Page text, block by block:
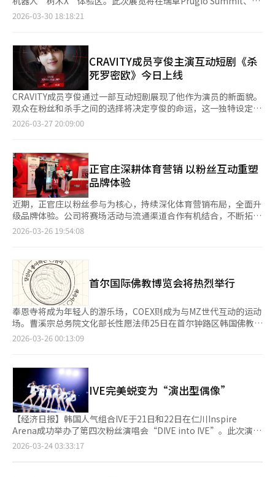
容领域的无限潜力。◆ 《史诗七骑士》推出用户创作英雄，开
启“新纪元”微笑门的移动回合制RPG《史诗七骑士》推出了以用
英雄‘调香师维布里斯’。该英雄是去年在全球艺术家平台Pixiv
举办的《史诗七骑士》英雄征集赛的最佳作品，用户创作成为游戏
核心内容，意义深远。‘调香师维布里斯’通过现有世界观中人物
的隐藏面貌设定，激发了粉丝的收集欲望，并通过保护队友和反射
敌人伤害的独特技能组合增加了策略乐趣。这表明游戏正从开发商
单方面提供内容，向与用户共同创造游戏叙事的“参与型IP”演
变。此次更新不仅推出了新英雄，还重点改进了适合新手和现有用
户的系统。包括确保获得月光五星英雄的新奖励系统“光辉的里程
报道经人工智能（AI）系统翻译与编辑。
和The Deep参与作词，与阿伊利特产生了良好的协同效应。 ※ 本
报道经人工智能（AI）系统翻译与编辑。
草Raemian Leaders One、盘浦Acro River Park、DH盘浦La
夫练习场、咖啡厅等社区空间体验‘树木X’的多种功能。‘树木
X’是世界首个健康机器人，基于自主驾驶和100%语音控制，具
备自我学习和进化能力。它将空气解决方案和非接触式生命体征检
测等功能集成于一体。最近，该机器人与谷歌Gemini模型结合，
实现了自然对话互动。通过无线软件更新（OTA），不断增加新功
能，提供个性化服务，未来将发展为涵盖健康、美容、老年和宠物
护理的超个性化健康平台。SK英特力斯相关人士表示：“此次体
验区旨在让大规模社区居民在日常生活中直接体验世界首个健康机
意见，推出更多个性化健康服务。”※ 本报道经人工智能（AI）系
统翻译与编辑。
2026-03-30 18:18:21
CRAVITY成员亨俊主演互动短剧《杀
死罗密欧》今日上线
CRAVITY成员亨俊通过一部互动短剧展现了他作为演员的新面貌。
观众在粉丝和杀手之间的选择将决定亨俊的命运，这一独特设定吸
引了Z世代的兴趣。27日，全球K-POP短视频平台KITS宣布，亨俊
目标是最爱的偶像亨俊。观众的选择将影响故事的结局，提供了四
种不同的结局，包括两个幸福结局、一个苦乐参半结局和一个悲剧
结局。该剧采用FMV（全动态影像）形式，观众可以通过选择推动
剧情发展。根据选择，观众可以收集亨俊的数字照片卡，带来独特
的观看体验。这是亨俊首次担任电视剧主角，他在拍摄中展现了广
泛的情感表现，获得了好评。他还亲自编排了剧中的舞蹈，展现了
对作品的热情。KITS近期推出了NCT成员Jeno和Jaemin主演的
《WIND UP》和VERIVERY成员Kangmin主演的《JUMP BOY
CRAVITY亨俊主演的《杀死罗密欧》全剧将于今日下午1点在KITS
独家上线，1至6集可免费观看，后续剧集需通过会员或付费观看。
※ 本报道经人工智能（AI）系统翻译与编辑。
2026-03-27 20:09:00
正官庄深耕体育营销 以粉丝互动重塑
品牌体验
近期，正官庄以粉丝参与为核心，持续深化体育营销布局，全面升
级品牌体验。公司将赛场活动与流通渠道合作有机结合，不断拓宽
消费者与品牌的接触面。 依托旗下职业体育俱乐部开展现场营
品牌日”活动，通过多样化互动内容，让观众在观赛过程中自然接
触品牌。场馆外设置“GLPro血糖零挑战”体验区，参与者完成踏
步机任务即可获赠礼品；赛事期间亦安排了产品体验环节。 上
月，在大田忠武体育馆举行的排球队“Red Sparks”主场赛事
中，正官庄邀请VIP客户携家人参与球场参观、排球体验、球员签
名会及专业拍摄等活动，将赛场打造为沉浸式品牌体验空间。本月
7日赛后，正官庄还面向251名会员举办球员签名会，进一步加深
与消费者的直接互动。 体育营销同步延伸至线下零售场景。正官
满5万韩元（约合人民币230元）的顾客可参与刮刮卡活动，有机
会赢取球员签名球衣、签名球等限定礼品。 与此同时，正官庄积
极向大众体育领域拓展。凭借对韩国羽毛球协会的官方赞助资源，
公司将举办“正官庄杯羽毛球大赛”，进一步扩大品牌覆盖面，强
化健康生活方式的品牌形象。 据介绍，该项目突破传统赞助模
式，以地方体育爱好者为基础，着力营造人人可参与的日常体育氛
围，推动以社区为中心的群众体育文化发展。赛事将覆盖全国13个
市道，全年计划举办22场，其中上半年10场、下半年12场。首场
赛事已于本月21日至22日与广津区协会联合举办，正式拉开全年
2026-03-26 19:54:08
首尔国际佛教博览会将热烈举行
奉恩寺将成为年轻人的游乐场，COEX则成为与MZ世代互动的运动
场。曹溪宗总务院文化部长性愿法师25日在首尔钟路区韩国佛教历
史文化纪念馆举行的记者会上表示，4月即将举行的“2026首尔国
示：“我们将进一步提升佛教文化的普及性和大众性，以促进国民
内心的平和，并努力使社会更加和谐健康。”去年博览会吸引了约
20万人，其中77.6%为MZ世代。今年首次引入收费门票，预计参
观人数将增加至25万。今年博览会有286家企业参与，设有435个
展位。重点展示通过球类运动体验佛教核心思想“空”的互动内
容。博览会期间，观众和僧侣可以围绕“空”思想进行交流，完成
任务者将获得纪念品。奉恩寺一柱门将举办结合传统与韩流的“般
若心经空派对”，著名艺术家与僧侣将共同诵读般若心经，观众也
可在音乐中体验“空”。活动主办方表示，已有400多人通过预注
2026-03-26 00:13:09
IVE完美蜕变为“演出型偶像”
【经济日报】韩国人气组合IVE于21日和22日在仁川Inspire
Arena成功举办了第四次粉丝演唱会“DIVE into IVE”。此次演出
以360度开放式舞台为中心，不仅是简单的粉丝见面会，更是IVE
全球平台的直播，IVE与全球粉丝“DIVE”互动，为即将到来的第
2026-03-24 03:33:17
页